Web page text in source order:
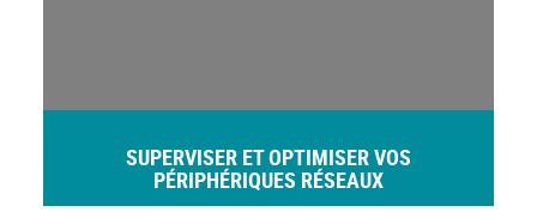
SUPERVISER ET OPTIMISER VOS
PÉRIPHÉRIQUES RÉSEAUX